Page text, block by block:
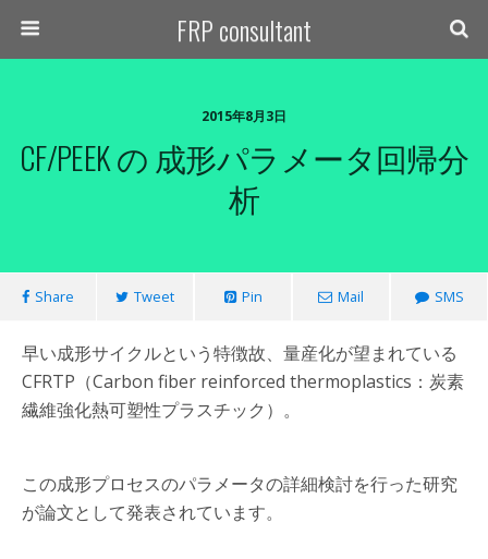
FRP consultant
2015年8月3日
CF/PEEK の 成形パラメータ回帰分
析
Share Tweet Pin Mail SMS
早い成形サイクルという特徴故、量産化が望まれている
CFRTP（Carbon fiber reinforced thermoplastics：炭素
繊維強化熱可塑性プラスチック）。
この成形プロセスのパラメータの詳細検討を行った研究
が論文として発表されています。